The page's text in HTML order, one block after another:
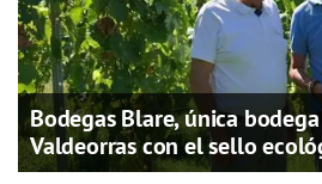
Bodegas Blare, única
Valdeorras con el sello